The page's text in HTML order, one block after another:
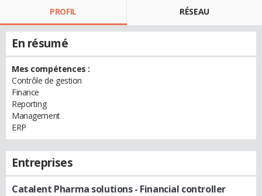
PROFIL RÉSEAU
En résumé
Mes compétences :
Contrôle de gestion
Finance
Reporting
Management
ERP
Entreprises
Catalent Pharma solutions- Financial controller